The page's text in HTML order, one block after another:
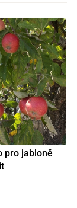
pro jabloně